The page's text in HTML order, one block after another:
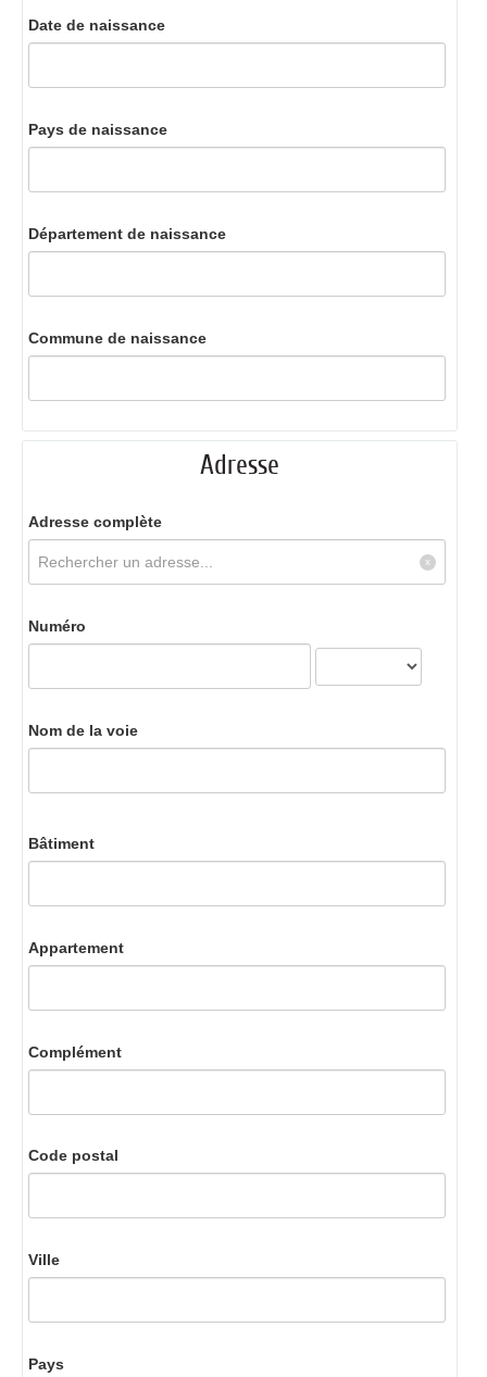
Date de naissance
Pays de naissance
Département de naissance
Commune de naissance
Adresse
Adresse complète
Numéro
Nom de la voie
Bâtiment
Appartement
Complément
Code postal
Ville
Pays